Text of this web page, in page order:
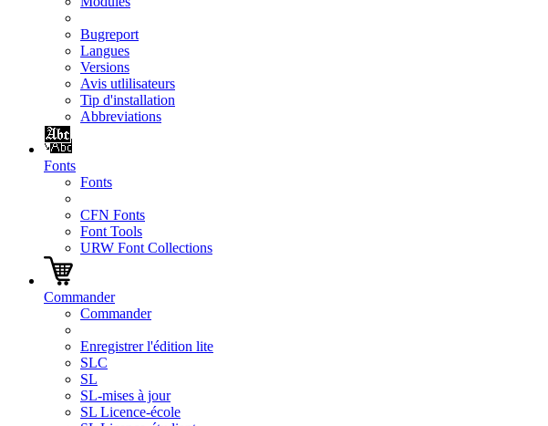
Bugreport
Langues
Versions
Avis utlilisateurs
Tip d'installation
Abbreviations
Fonts
Fonts
CFN Fonts
Font Tools
URW Font Collections
Commander
Commander
Enregistrer l'édition lite
SLC
SL
SL-mises à jour
SL Licence-école